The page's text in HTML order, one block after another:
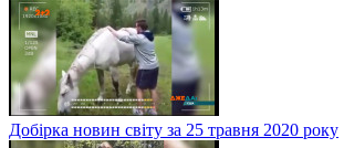
Добірка новин світу за 25 травня 2020 року